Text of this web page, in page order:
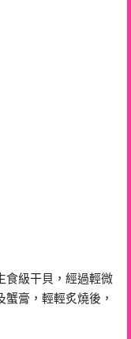
食級干貝，經過輕微
膏，輕輕炙燒後，